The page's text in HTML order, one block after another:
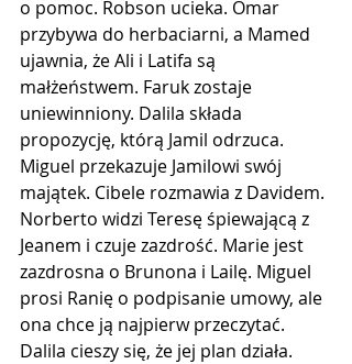
o pomoc. Robson ucieka. Omar
przybywa do herbaciarni, a Mamed
ujawnia, że Ali i Latifa są
małżeństwem. Faruk zostaje
uniewinniony. Dalila składa
propozycję, którą Jamil odrzuca.
Miguel przekazuje Jamilowi swój
majątek. Cibele rozmawia z Davidem.
Norberto widzi Teresę śpiewającą z
Jeanem i czuje zazdrość. Marie jest
zazdrosna o Brunona i Lailę. Miguel
prosi Ranię o podpisanie umowy, ale
ona chce ją najpierw przeczytać.
Dalila cieszy się, że jej plan działa.